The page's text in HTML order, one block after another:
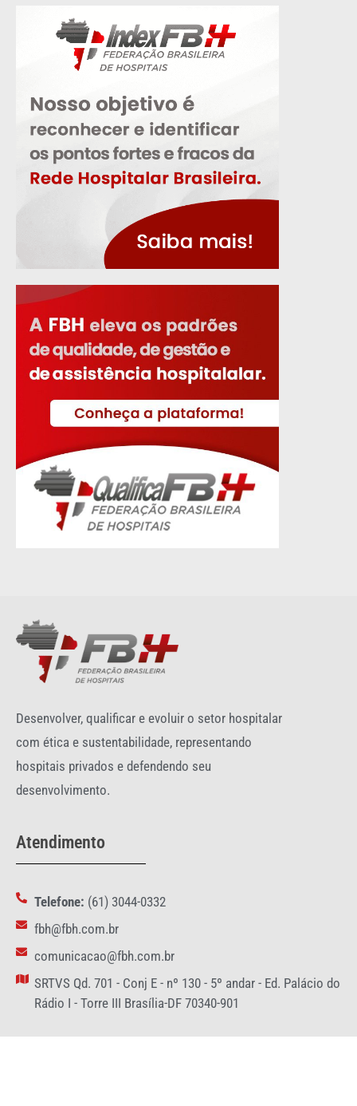
Desenvolver, qualificar e evoluir o setor hospitalar
com ética e sustentabilidade, representando
hospitais privados e defendendo seu
desenvolvimento.
Atendimento
Telefone: (61) 3044-0332
fbh@fbh.com.br
comunicacao@fbh.com.br
SRTVS Qd. 701 - Conj E - nº 130 - 5º andar - Ed. Palácio do
Rádio I - Torre III Brasília-DF 70340-901